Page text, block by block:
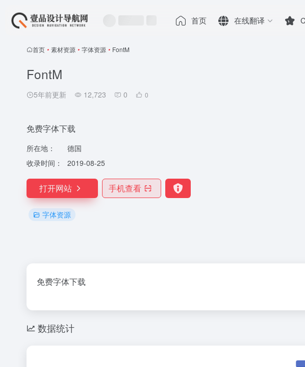
首页 在线翻译
首页 • 素材资源 • 字体资源 • FontM
FontM
5年前更新 12,723 0 0
免费字体下载
所在地：
德国
收录时间：
2019-08-25
打开网站 手机查看
字体资源
免费字体下载
数据统计